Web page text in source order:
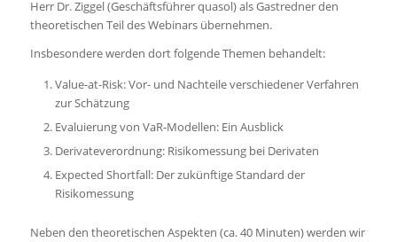
Herr Dr. Ziggel (Geschäftsführer quasol) als Gastredner den
theoretischen Teil des Webinars übernehmen.
Insbesondere werden dort folgende Themen behandelt:
Value-at-Risk: Vor- und Nachteile verschiedener Verfahren
zur Schätzung
Evaluierung von VaR-Modellen: Ein Ausblick
Derivateverordnung: Risikomessung bei Derivaten
Expected Shortfall: Der zukünftige Standard der
Risikomessung
Neben den theoretischen Aspekten (ca. 40 Minuten) werden wir